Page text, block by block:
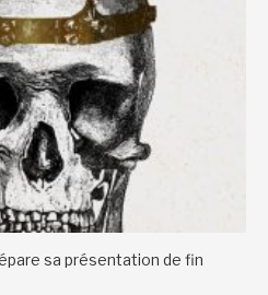
sa présentation de fin